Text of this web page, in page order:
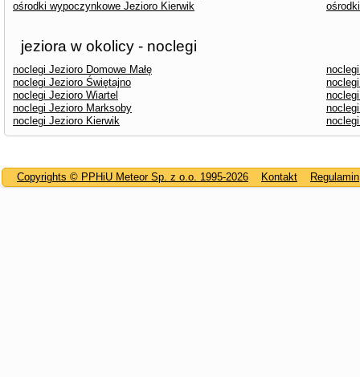
ośrodki wypoczynkowe Jezioro Kierwik
jeziora w okolicy - noclegi
noclegi Jezioro Domowe Małę
noclegi Jezioro Świętajno
noclegi Jezioro Wiartel
noclegi Jezioro Marksoby
noclegi Jezioro Kierwik
Copyrights © PPHiU Meteor Sp. z o.o. 1995-2026 Kontakt Regulamin